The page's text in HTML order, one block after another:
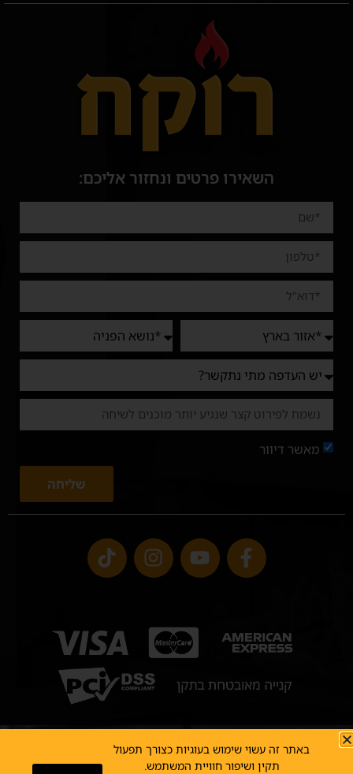
השאירו פרטים ונחזור אליכם:
מאשר דיוור
שליחה
כל הזכויות שמורות לרוקח תנורי חימום בע"מתקנון אתר
באתר זה עשוי שימוש בעוגיות כצורך תפעול
תקין ושיפור חוויית המשתמש.